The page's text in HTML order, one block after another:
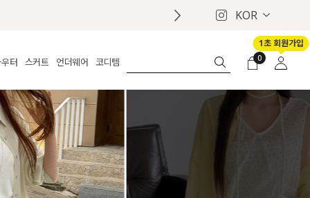
KOR
터
건
켓
/집업
트
딩
스커트
롱
데님
린넨
미니/미디
팬츠 스커트
언더웨어
보정웨어
브라
팬티
인견
나시/속바지
코디템
MADE
신상
벨트
슈즈
백
0
1초 회원가입
회원가입
마이페이지